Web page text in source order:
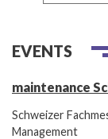
EVENTS
maintenance
Schweizer
Management